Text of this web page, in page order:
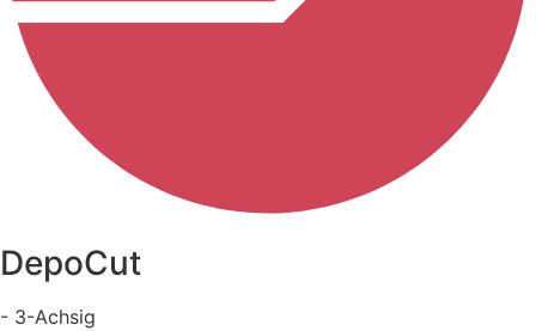
DepoCut
- 3-Achsig